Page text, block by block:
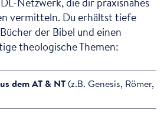
vermitteln. Du erhältst tiefe
der Bibel und einen
theologische Themen:
dem AT & NT(z.B. Genesis, Römer,